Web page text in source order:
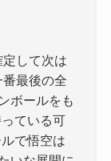
して次は
最後の全
ボールをも
ている可
で悟空は